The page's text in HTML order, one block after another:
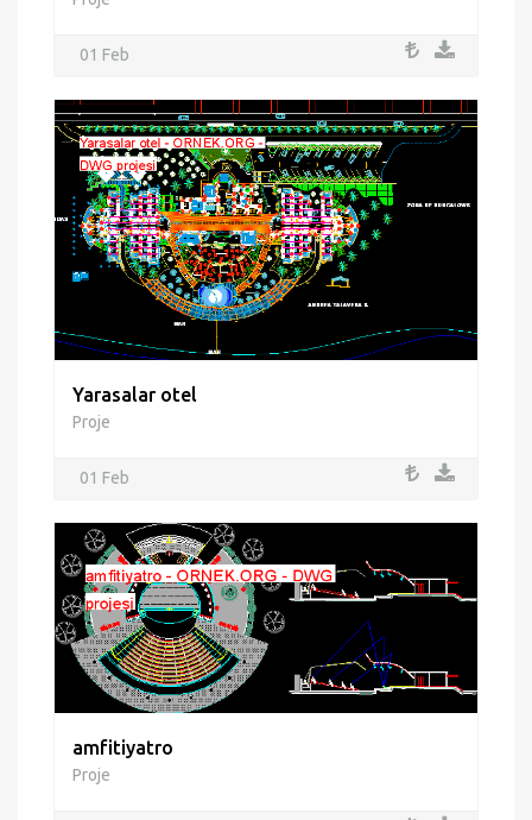
01 Feb
Yarasalar otel
Proje
01 Feb
amfitiyatro
Proje